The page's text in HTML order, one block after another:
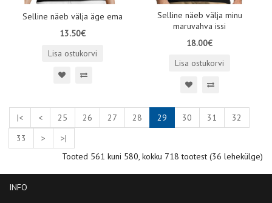
Selline näeb välja äge ema
13.50€
Lisa ostukorvi
Selline näeb välja minu
maruvahva issi
18.00€
Lisa ostukorvi
|< < 25 26 27 28 29 30 31
32
33
>
>|
Tooted 561 kuni 580, kokku 718 tootest (36 lehekülge)
INFO